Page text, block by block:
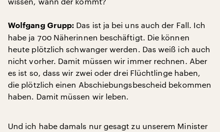
Wolfgang Grupp: Das ist ja bei uns auch der Fall. Ich
habe ja 700 Näherinnen beschäftigt. Die können
heute plötzlich schwanger werden. Das weiß ich auch
nicht vorher. Damit müssen wir immer rechnen. Aber
es ist so, dass wir zwei oder drei Flüchtlinge haben,
die plötzlich einen Abschiebungsbescheid bekommen
haben. Damit müssen wir leben.
Und ich habe damals nur gesagt zu unserem Minister